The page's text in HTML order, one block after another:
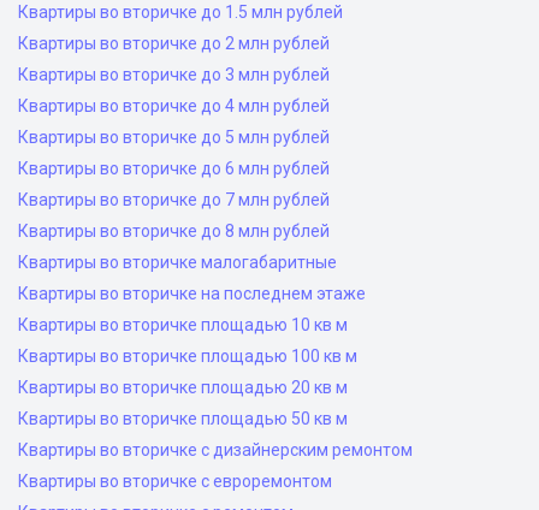
Квартиры во вторичке до 1.5 млн рублей
Квартиры во вторичке до 2 млн рублей
Квартиры во вторичке до 3 млн рублей
Квартиры во вторичке до 4 млн рублей
Квартиры во вторичке до 5 млн рублей
Квартиры во вторичке до 6 млн рублей
Квартиры во вторичке до 7 млн рублей
Квартиры во вторичке до 8 млн рублей
Квартиры во вторичке малогабаритные
Квартиры во вторичке на последнем этаже
Квартиры во вторичке площадью 10 кв м
Квартиры во вторичке площадью 100 кв м
Квартиры во вторичке площадью 20 кв м
Квартиры во вторичке площадью 50 кв м
Квартиры во вторичке с дизайнерским ремонтом
Квартиры во вторичке с евроремонтом